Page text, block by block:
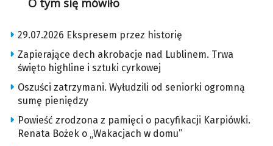
O tym się mówiło
29.07.2026 Ekspresem przez historię
Zapierające dech akrobacje nad Lublinem. Trwa
święto highline i sztuki cyrkowej
Oszuści zatrzymani. Wyłudzili od seniorki ogromną
sumę pieniędzy
Powieść zrodzona z pamięci o pacyfikacji Karpiówki.
Renata Bożek o „Wakacjach w domu”